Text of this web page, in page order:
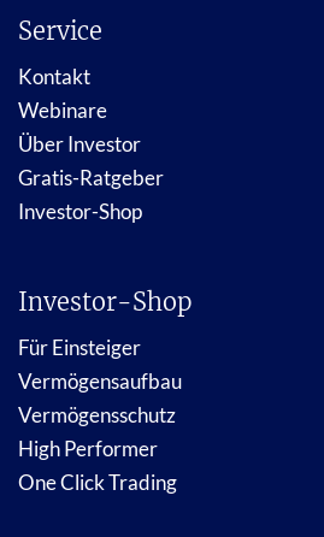
Service
Kontakt
Webinare
Über Investor
Gratis-Ratgeber
Investor-Shop
Investor-Shop
Für Einsteiger
Vermögensaufbau
Vermögensschutz
High Performer
One Click Trading